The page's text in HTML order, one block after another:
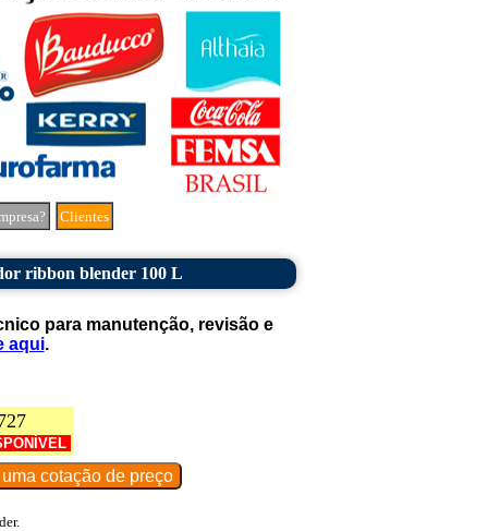
Clientes
ribbon blender 100 L
para manutenção, revisão e
aqui.